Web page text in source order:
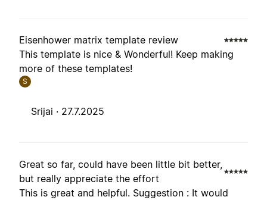
Eisenhower matrix template review
This template is nice & Wonderful! Keep making
more of these templates!
S
Srijai · 27.7.2025
Great so far, could have been little bit better,
but really appreciate the effort
This is great and helpful. Suggestion : It would